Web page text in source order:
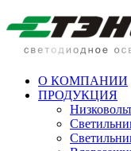
О КОМПАНИИ
ПРОДУКЦИЯ